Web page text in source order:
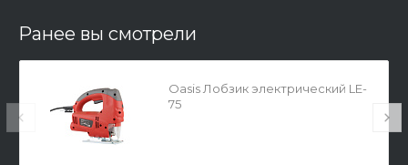
Ранее вы смотрели
Oasis Лобзик электрический LE-
75